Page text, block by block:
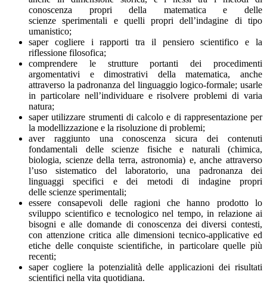
conoscenza propri della matematica e delle
scienze sperimentali e quelli propri dell’indagine di tipo
umanistico;
saper cogliere i rapporti tra il pensiero scientifico e la
riflessione filosofica;
comprendere le strutture portanti dei procedimenti
argomentativi e dimostrativi della matematica, anche
attraverso la padronanza del linguaggio logico-formale; usarle
in particolare nell’individuare e risolvere problemi di varia
natura;
saper utilizzare strumenti di calcolo e di rappresentazione per
la modellizzazione e la risoluzione di problemi;
aver raggiunto una conoscenza sicura dei contenuti
fondamentali delle scienze fisiche e naturali (chimica,
biologia, scienze della terra, astronomia) e, anche attraverso
l’uso sistematico del laboratorio, una padronanza dei
linguaggi specifici e dei metodi di indagine propri
delle scienze sperimentali;
essere consapevoli delle ragioni che hanno prodotto lo
sviluppo scientifico e tecnologico nel tempo, in relazione ai
bisogni e alle domande di conoscenza dei diversi contesti,
con attenzione critica alle dimensioni tecnico-applicative ed
etiche delle conquiste scientifiche, in particolare quelle più
recenti;
saper cogliere la potenzialità delle applicazioni dei risultati
scientifici nella vita quotidiana.